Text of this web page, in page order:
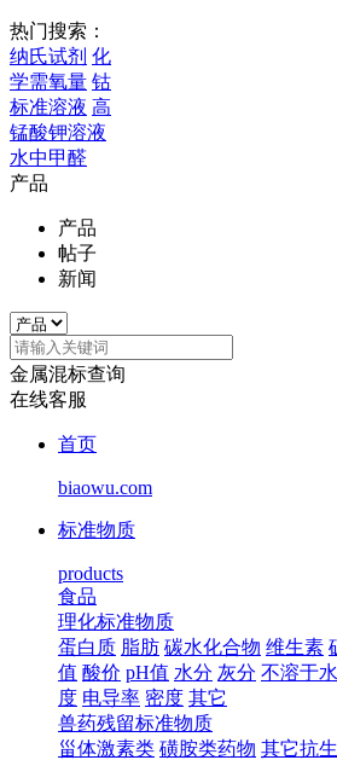
热门搜索：
纳氏试剂 化
学需氧量 钴
标准溶液 高
锰酸钾溶液
水中甲醛
产品
产品
帖子
新闻
金属混标查询
在线客服
首页
biaowu.com
标准物质
products
食品
理化标准物质
蛋白质 脂肪 碳水化合物 维生素
值 酸价 pH值 水分 灰分 不溶于
度 电导率 密度 其它
兽药残留标准物质
甾体激素类 磺胺类药物 其它抗